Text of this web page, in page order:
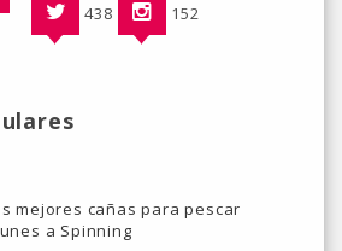
438 152
mejores cañas para pescar
a Spinning